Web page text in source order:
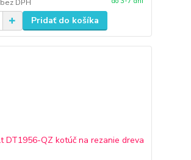
bez DPH
Pridať do košíka